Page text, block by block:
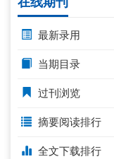
最新录用
当期目录
过刊浏览
摘要阅读排行
全文下载排行